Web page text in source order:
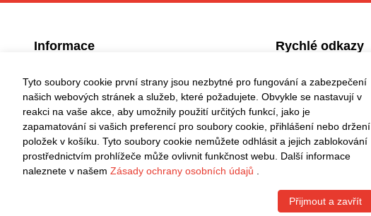
Informace
Zásady ochrany osobních údajů
Smluvní podmínky
Způsob platby
Čas doručení
Rychlé odkazy
O nás
Kontaktujte nás
FAQ
Sledovat objednávku
Tyto soubory cookie první strany jsou nezbytné pro fungování a zabezpečení
našich webových stránek a služeb, které požadujete. Obvykle se nastavují v
reakci na vaše akce, aby umožnily použití určitých funkcí, jako je
zapamatování si vašich preferencí pro soubory cookie, přihlášení nebo držení
položek v košíku. Tyto soubory cookie nemůžete odhlásit a jejich zablokování
prostřednictvím prohlížeče může ovlivnit funkčnost webu. Další informace
naleznete v našem Zásady ochrany osobních údajů
Přijmout a zavřít